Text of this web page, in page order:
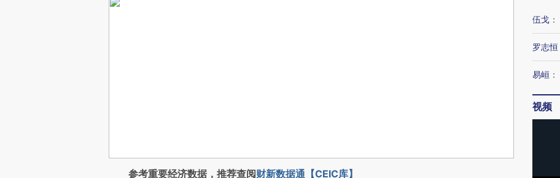
参考重要经济数据，推荐查阅财新数据通【CEIC库】
伍戈 ：
罗志恒
易峘 ：
视频